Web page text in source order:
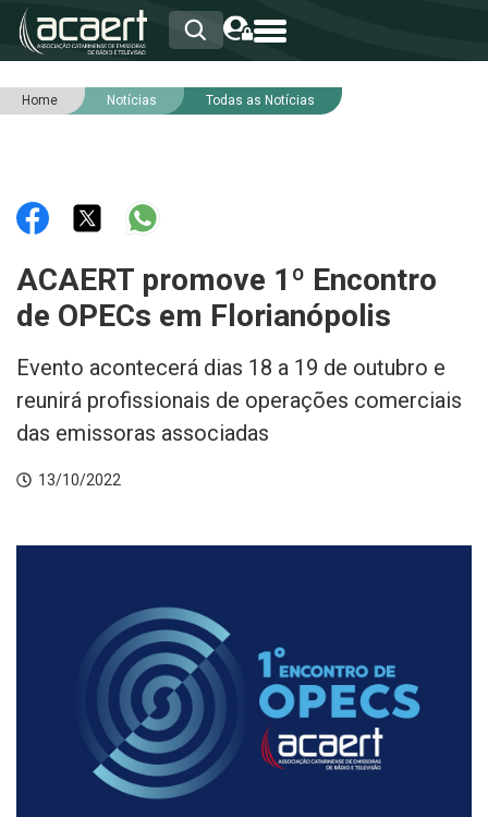
HOME
RNA
NOTÍCIAS
INTEGRIDADE
Home Notícias Todas as Notícias
ACAERT promove 1º Encontro
de OPECs em Florianópolis
Evento acontecerá dias 18 a 19 de outubro e
reunirá profissionais de operações comerciais
das emissoras associadas
13/10/2022